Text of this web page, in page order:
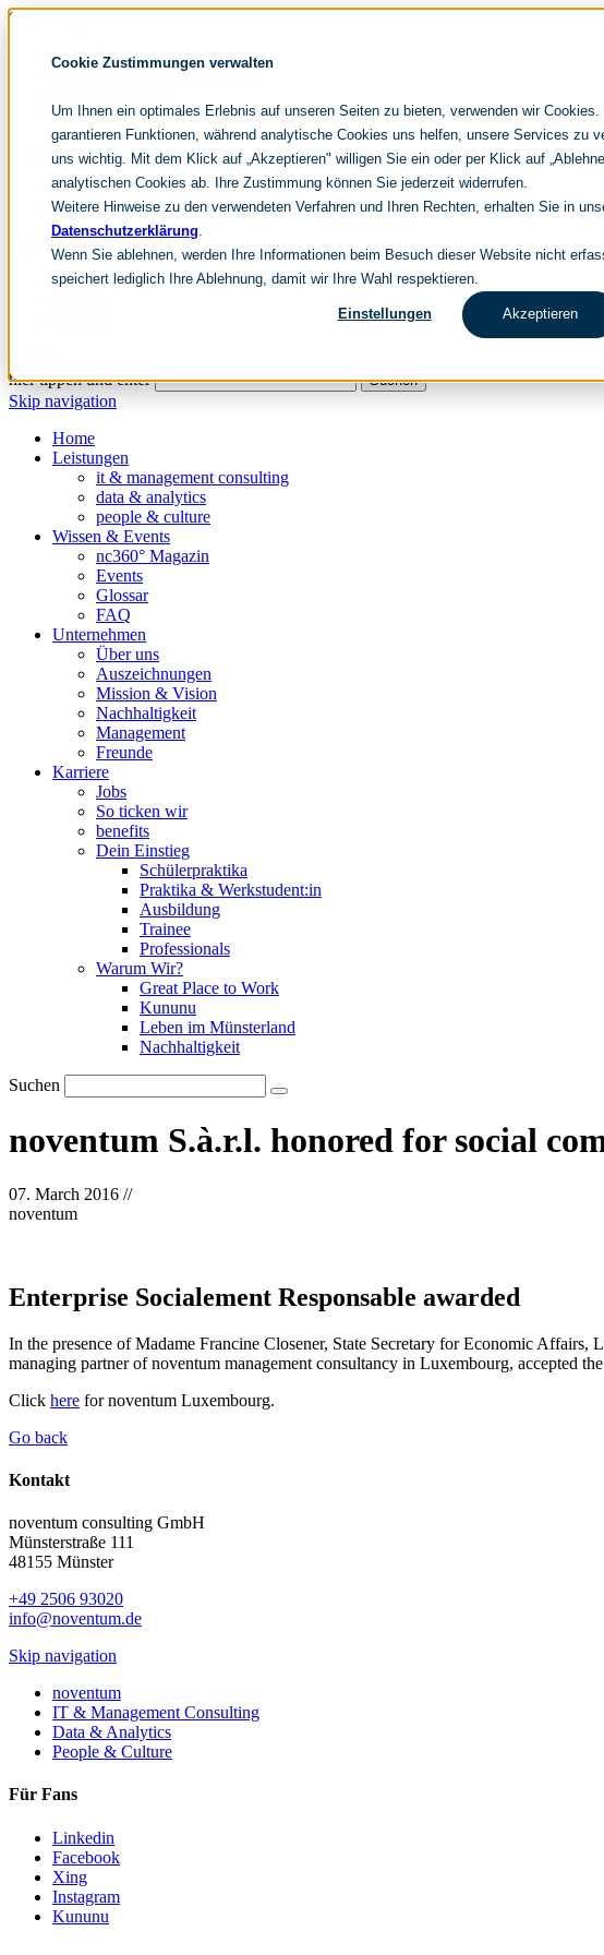
Cookie Zustimmungen verwalten
Um Ihnen ein optimales Erlebnis auf unseren Seiten zu bieten, verwenden wir Cookies.
garantieren Funktionen, während analytische Cookies uns helfen, unsere Services zu
uns wichtig. Mit dem Klick auf „Akzeptieren" willigen Sie ein oder per Klick auf
analytischen Cookies ab. Ihre Zustimmung können Sie jederzeit widerrufen.
Weitere Hinweise zu den verwendeten Verfahren und Ihren Rechten, erhalten Sie in
Datenschutzerklärung.
Wenn Sie ablehnen, werden Ihre Informationen beim Besuch dieser Website nicht
speichert lediglich Ihre Ablehnung, damit wir Ihre Wahl respektieren.
Einstellungen Akzeptieren
Skip navigation
noventum
IT & Management Consulting
People & Culture
DE
EN
Skip navigation
Home
hier tippen und enter
Suchen
Skip navigation
Home
Leistungen
it & management consulting
data & analytics
people & culture
Wissen & Events
nc360° Magazin
Events
Glossar
FAQ
Unternehmen
Über uns
Auszeichnungen
Mission & Vision
Nachhaltigkeit
Management
Freunde
Karriere
Jobs
So ticken wir
benefits
Dein Einstieg
Schülerpraktika
Praktika & Werkstudent:in
Ausbildung
Trainee
Professionals
Warum Wir?
Great Place to Work
Kununu
Leben im Münsterland
Nachhaltigkeit
Suchen
noventum S.à.r.l. honored for social
07. March 2016 //
noventum
Enterprise Socialement Responsable awarded
In the presence of Madame Francine Closener, State Secretary for Economic
managing partner of noventum management consultancy in Luxembourg, accepted
Click here for noventum Luxembourg.
Go back
Kontakt
noventum consulting GmbH
Münsterstraße 111
48155 Münster
+49 2506 93020
info@noventum.de
Skip navigation
noventum
IT & Management Consulting
Data & Analytics
People & Culture
Für Fans
Linkedin
Facebook
Xing
Instagram
Kununu